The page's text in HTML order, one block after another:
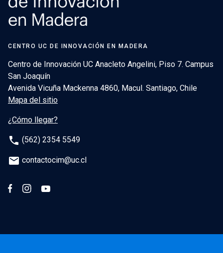
CENTRO UC DE INNOVACIÓN EN MADERA
Centro de Innovación UC Anacleto Angelini, Piso 7. Campus
San Joaquín
Avenida Vicuña Mackenna 4860, Macul. Santiago, Chile
Mapa del sitio
¿Cómo llegar?
phone (562) 2354 5549
email contactocim@uc.cl